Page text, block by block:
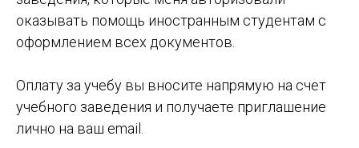
оказывать помощь иностранным студентам с
оформлением всех документов.
Оплату за учебу вы вносите напрямую на счет
учебного заведения и получаете приглашение
лично на ваш email.